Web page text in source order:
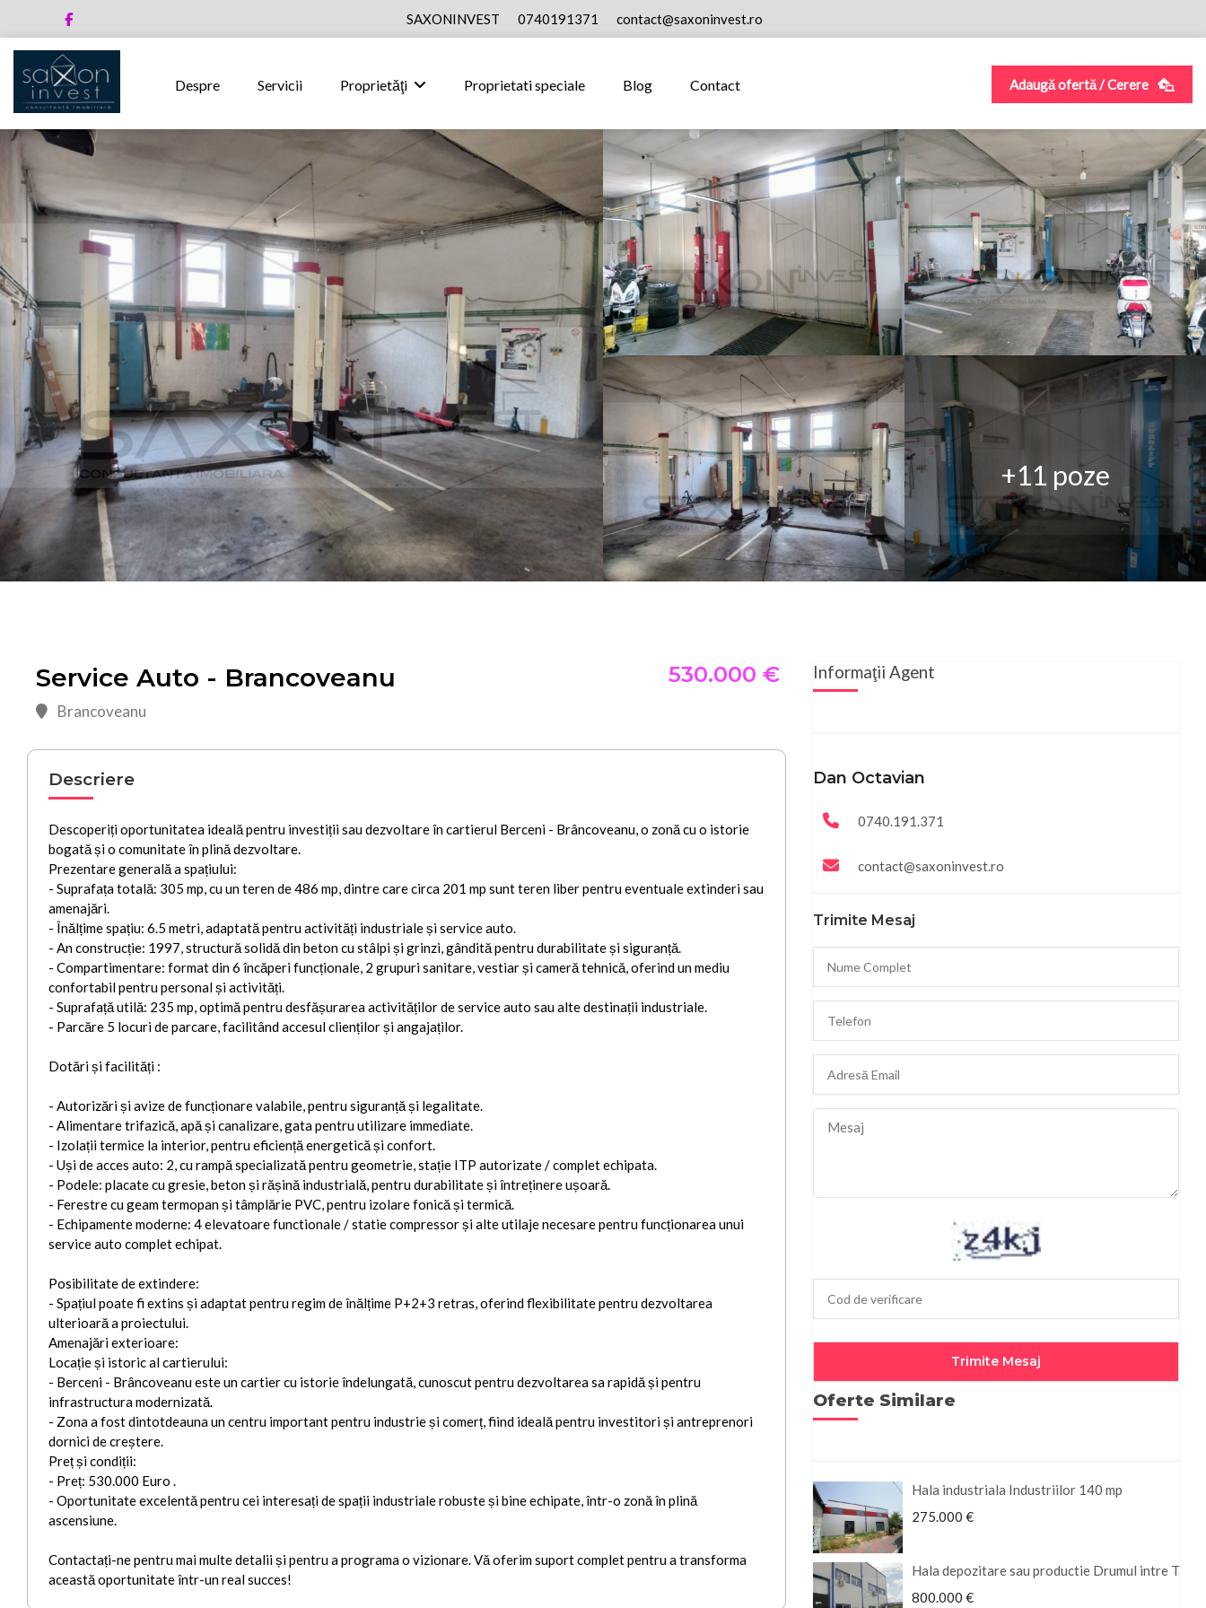
SAXONINVEST 0740191371 contact@saxoninvest.ro
Despre Servicii Proprietăţi Proprietati speciale Blog Contact Adaugă ofertă / Cerere
+11 poze
Service Auto - Brancoveanu
Brancoveanu
530.000 €
Descriere
Descoperiți oportunitatea ideală pentru investiții sau dezvoltare în cartierul Berceni - Brâncoveanu, o zonă cu o istorie
bogată și o comunitate în plină dezvoltare.
Prezentare generală a spațiului:
- Suprafața totală: 305 mp, cu un teren de 486 mp, dintre care circa 201 mp sunt teren liber pentru eventuale extinderi sau
amenajări.
- Înălțime spațiu: 6.5 metri, adaptată pentru activități industriale și service auto.
- An construcție: 1997, structură solidă din beton cu stâlpi și grinzi, gândită pentru durabilitate și siguranță.
- Compartimentare: format din 6 încăperi funcționale, 2 grupuri sanitare, vestiar și cameră tehnică, oferind un mediu
confortabil pentru personal și activități.
- Suprafață utilă: 235 mp, optimă pentru desfășurarea activităților de service auto sau alte destinații industriale.
- Parcăre 5 locuri de parcare, facilitând accesul clienților și angajaților.
Dotări și facilități :
- Autorizări și avize de funcționare valabile, pentru siguranță și legalitate.
- Alimentare trifazică, apă și canalizare, gata pentru utilizare immediate.
- Izolații termice la interior, pentru eficiență energetică și confort.
- Uși de acces auto: 2, cu rampă specializată pentru geometrie, stație ITP autorizate / complet echipata.
- Podele: placate cu gresie, beton și rășină industrială, pentru durabilitate și întreținere ușoară.
- Ferestre cu geam termopan și tâmplărie PVC, pentru izolare fonică și termică.
- Echipamente moderne: 4 elevatoare functionale / statie compressor și alte utilaje necesare pentru funcționarea unui
service auto complet echipat.
Posibilitate de extindere:
- Spațiul poate fi extins și adaptat pentru regim de înălțime P+2+3 retras, oferind flexibilitate pentru dezvoltarea
ulterioară a proiectului.
Amenajări exterioare:
Locație și istoric al cartierului:
- Berceni - Brâncoveanu este un cartier cu istorie îndelungată, cunoscut pentru dezvoltarea sa rapidă și pentru
infrastructura modernizată.
- Zona a fost dintotdeauna un centru important pentru industrie și comerț, fiind ideală pentru investitori și antreprenori
dornici de creștere.
Preț și condiții:
- Preț: 530.000 Euro .
- Oportunitate excelentă pentru cei interesați de spații industriale robuste și bine echipate, într-o zonă în plină
ascensiune.
Contactați-ne pentru mai multe detalii și pentru a programa o vizionare. Vă oferim suport complet pentru a transforma
această oportunitate într-un real succes!
Informaţii Agent
Dan Octavian
0740.191.371
contact@saxoninvest.ro
Trimite Mesaj
Oferte Similare
Hala industriala Industriilor 140 mp
275.000 €
Hala depozitare sau productie Drumul intre
800.000 €